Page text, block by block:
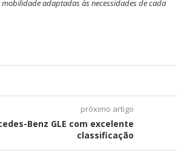
adaptadas às necessidades de cada
próximo artigo
Benz GLE com excelente
classificação
BMcar abre portas em Guimarães